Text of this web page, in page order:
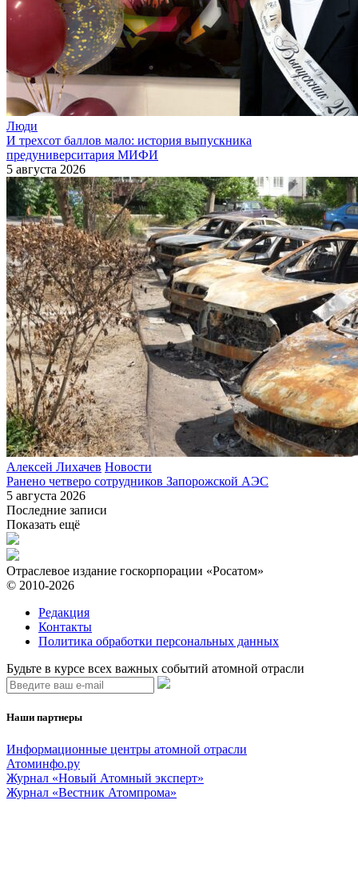
Люди
И трехсот баллов мало: история выпускника
предуниверситария МИФИ
5 августа 2026
Алексей Лихачев Новости
Ранено четверо сотрудников Запорожской АЭС
5 августа 2026
Последние записи
Показать ещё
Отраслевое издание госкорпорации «Росатом»
© 2010-2026
Редакция
Контакты
Политика обработки персональных данных
Будьте в курсе всех важных событий атомной отрасли
Наши партнеры
Информационные центры атомной отрасли
Атоминфо.ру
Журнал «Новый Атомный эксперт»
Журнал «Вестник Атомпрома»